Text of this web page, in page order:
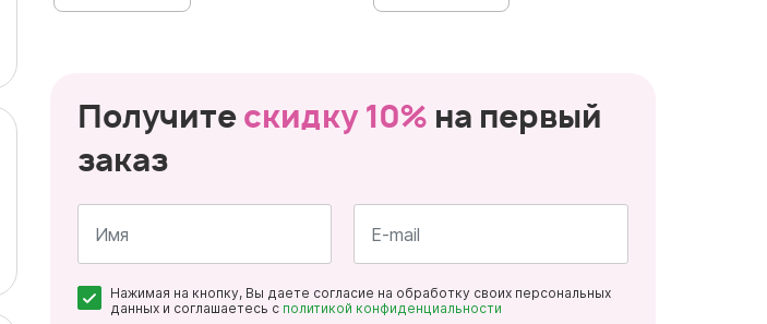
Получитескидку 10% на первый
заказ
*
*
Нажимая на кнопку, Вы даете согласие на обработку своих персональных
данных и соглашаетесь с политикой конфиденциальности